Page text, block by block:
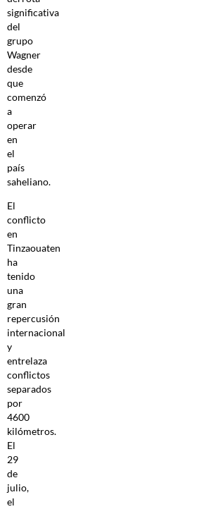
significativa
del
grupo
Wagner
desde
que
comenzó
a
operar
en
el
país
saheliano.
El
conflicto
en
Tinzaouaten
ha
tenido
una
gran
repercusión
internacional
y
entrelaza
conflictos
separados
por
4600
kilómetros.
El
29
de
julio,
el